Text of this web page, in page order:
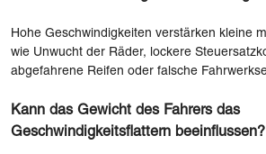
Hohe Geschwindigkeiten verstärken kleine
wie Unwucht der Räder, lockere
abgefahrene Reifen oder falsche
Kann das Gewicht des Fahrers das
Geschwindigkeitsflattern beeinflussen?